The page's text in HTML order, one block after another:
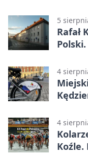
5
Rafał
4
4
Koźle.